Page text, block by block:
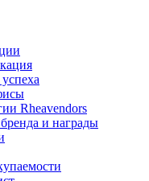
Rheavendors
и награды